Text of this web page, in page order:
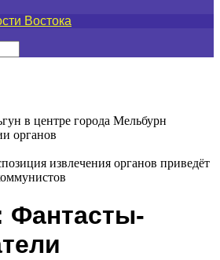
Востока
в центре города Мельбурн
органов
извлечения органов приведёт
Фантасты-